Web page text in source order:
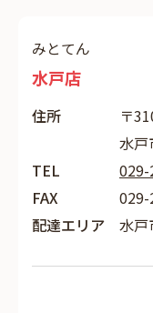
みとてん
水戸店
住所
〒
水戸
TEL
FAX
配達エリア
水戸